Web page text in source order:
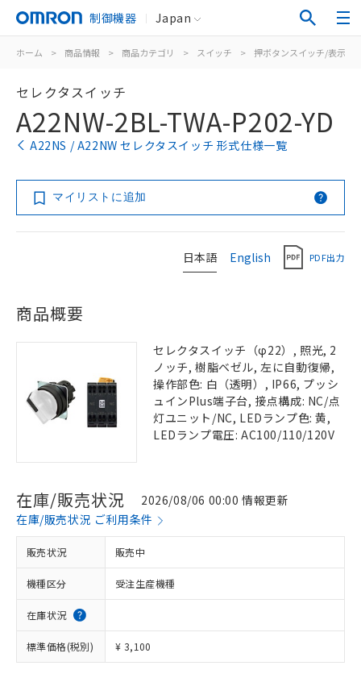
制御機器 Japan
ホーム > 商品情報 > 商品カテゴリ > スイッチ > 押ボタンスイッチ/表示灯
セレクタスイッチ
A22NW-2BL-TWA-P202-YD
A22NS / A22NW セレクタスイッチ 形式仕様一覧
マイリストに追加
日本語 English PDF出力
商品概要
セレクタスイッチ（φ22）, 照光, 2
ノッチ, 樹脂ベゼル, 左に自動復帰,
操作部色: 白（透明）, IP66, プッシ
ュインPlus端子台, 接点構成: NC/点
灯ユニット/NC, LEDランプ色: 黄,
LEDランプ電圧: AC100/110/120V
在庫/販売状況
2026/08/06 00:00 情報更新
在庫/販売状況 ご利用条件
販売状況 販売中
機種区分 受注生産機種
在庫状況
標準価格(税別) ¥ 3,100